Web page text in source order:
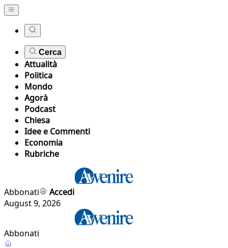
Cerca
Attualità
Politica
Mondo
Agorà
Podcast
Chiesa
Idee e Commenti
Economia
Rubriche
Abbonati
Accedi
August 9, 2026
Abbonati